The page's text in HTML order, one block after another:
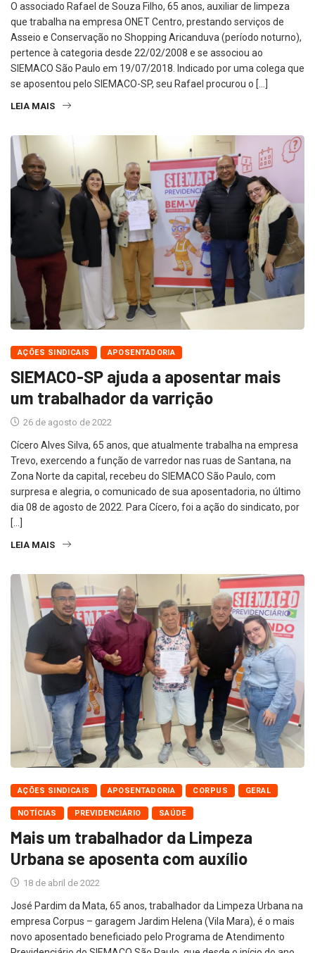
O associado Rafael de Souza Filho, 65 anos, auxiliar de limpeza
que trabalha na empresa ONET Centro, prestando serviços de
Asseio e Conservação no Shopping Aricanduva (período noturno),
pertence à categoria desde 22/02/2008 e se associou ao
SIEMACO São Paulo em 19/07/2018. Indicado por uma colega que
se aposentou pelo SIEMACO-SP, seu Rafael procurou o […]
LEIA MAIS
AÇÕES SINDICAIS APOSENTADORIA
SIEMACO-SP ajuda a aposentar mais
um trabalhador da varrição
26 de agosto de 2022
Cícero Alves Silva, 65 anos, que atualmente trabalha na empresa
Trevo, exercendo a função de varredor nas ruas de Santana, na
Zona Norte da capital, recebeu do SIEMACO São Paulo, com
surpresa e alegria, o comunicado de sua aposentadoria, no último
dia 08 de agosto de 2022. Para Cícero, foi a ação do sindicato, por
[…]
LEIA MAIS
AÇÕES SINDICAIS APOSENTADORIA CORPUS GERAL
NOTÍCIAS PREVIDENCIÁRIO SAÚDE
Mais um trabalhador da Limpeza
Urbana se aposenta com auxílio
18 de abril de 2022
José Pardim da Mata, 65 anos, trabalhador da Limpeza Urbana na
empresa Corpus – garagem Jardim Helena (Vila Mara), é o mais
novo aposentado beneficiado pelo Programa de Atendimento